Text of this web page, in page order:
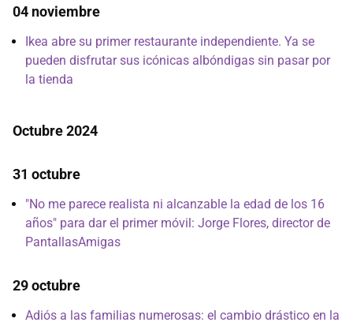
04 noviembre
Ikea abre su primer restaurante independiente. Ya se
pueden disfrutar sus icónicas albóndigas sin pasar por
la tienda
Octubre 2024
31 octubre
"No me parece realista ni alcanzable la edad de los 16
años" para dar el primer móvil: Jorge Flores, director de
PantallasAmigas
29 octubre
Adiós a las familias numerosas: el cambio drástico en la